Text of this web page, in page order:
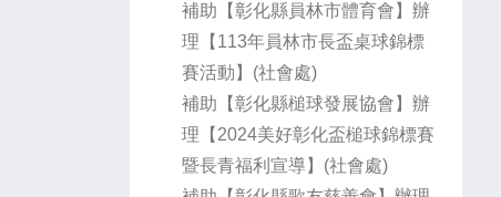
補助【彰化縣員林市體育會】辦
理【113年員林市長盃桌球錦標
賽活動】(社會處)
補助【彰化縣槌球發展協會】辦
理【2024美好彰化盃槌球錦標賽
暨長青福利宣導】(社會處)